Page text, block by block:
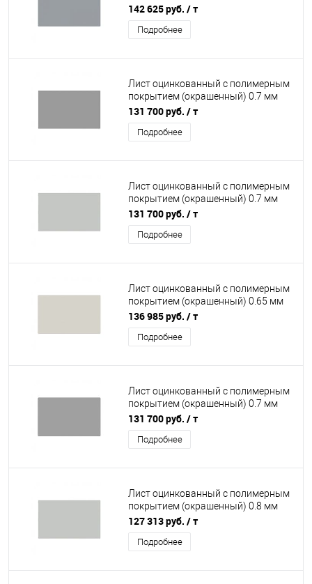
RAL 7040
142 625 руб. / т
Подробнее
Лист оцинкованный с полимерным
покрытием (окрашенный) 0.7 мм
RAL 7004
131 700 руб. / т
Подробнее
Лист оцинкованный с полимерным
покрытием (окрашенный) 0.7 мм
RAL 7035
131 700 руб. / т
Подробнее
Лист оцинкованный с полимерным
покрытием (окрашенный) 0.65 мм
RAL 9002
136 985 руб. / т
Подробнее
Лист оцинкованный с полимерным
покрытием (окрашенный) 0.7 мм
RAL 9006
131 700 руб. / т
Подробнее
Лист оцинкованный с полимерным
покрытием (окрашенный) 0.8 мм
RAL 7035
127 313 руб. / т
Подробнее